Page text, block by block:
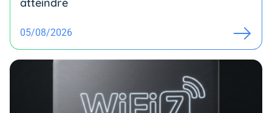
atteindre
05/08/2026